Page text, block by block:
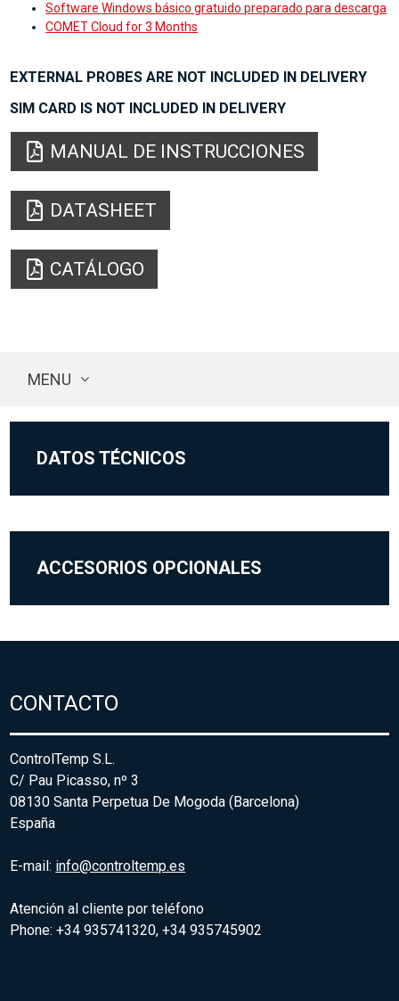
Software Windows básico gratuido preparado para descarga
COMET Cloud for 3 Months
EXTERNAL PROBES ARE NOT INCLUDED IN DELIVERY
SIM CARD IS NOT INCLUDED IN DELIVERY
MANUAL DE INSTRUCCIONES
DATASHEET
CATÁLOGO
MENU
DATOS TÉCNICOS
ACCESORIOS OPCIONALES
CONTACTO
ControlTemp S.L.
C/ Pau Picasso, nº 3
08130 Santa Perpetua De Mogoda (Barcelona)
España
E-mail: info@controltemp.es
Atención al cliente por teléfono
Phone: +34 935741320, +34 935745902